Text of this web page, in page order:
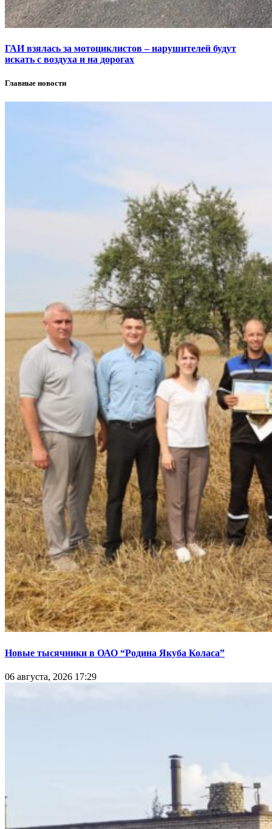
ГАИ взялась за мотоциклистов – нарушителей будут
искать с воздуха и на дорогах
Главные новости
Новые тысячники в ОАО “Родина Якуба Коласа”
06 августа, 2026 17:29